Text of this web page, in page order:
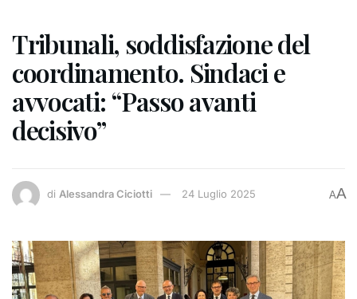
Tribunali, soddisfazione del
coordinamento. Sindaci e
avvocati: “Passo avanti
decisivo”
di Alessandra Ciciotti 24 Luglio 2025 AA